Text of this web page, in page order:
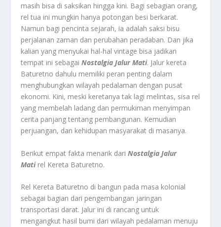
masih bisa di saksikan hingga kini. Bagi sebagian orang,
rel tua ini mungkin hanya potongan besi berkarat.
Namun bagi pencinta sejarah, ia adalah saksi bisu
perjalanan zaman dan perubahan peradaban. Dan jika
kalian yang menyukai hal-hal vintage bisa jadikan
tempat ini sebagaiNostalgia Jalur Mati. Jalur kereta
Baturetno dahulu memiliki peran penting dalam
menghubungkan wilayah pedalaman dengan pusat
ekonomi. Kini, meski keretanya tak lagi melintas, sisa rel
yang membelah ladang dan permukiman menyimpan
cerita panjang tentang pembangunan. Kemudian
perjuangan, dan kehidupan masyarakat di masanya.
Berikut empat fakta menarik dariNostalgia Jalur
Matirel Kereta Baturetno.
Rel Kereta Baturetno di bangun pada masa kolonial
sebagai bagian dari pengembangan jaringan
transportasi darat. Jalur ini di rancang untuk
mengangkut hasil bumi dari wilayah pedalaman menuju